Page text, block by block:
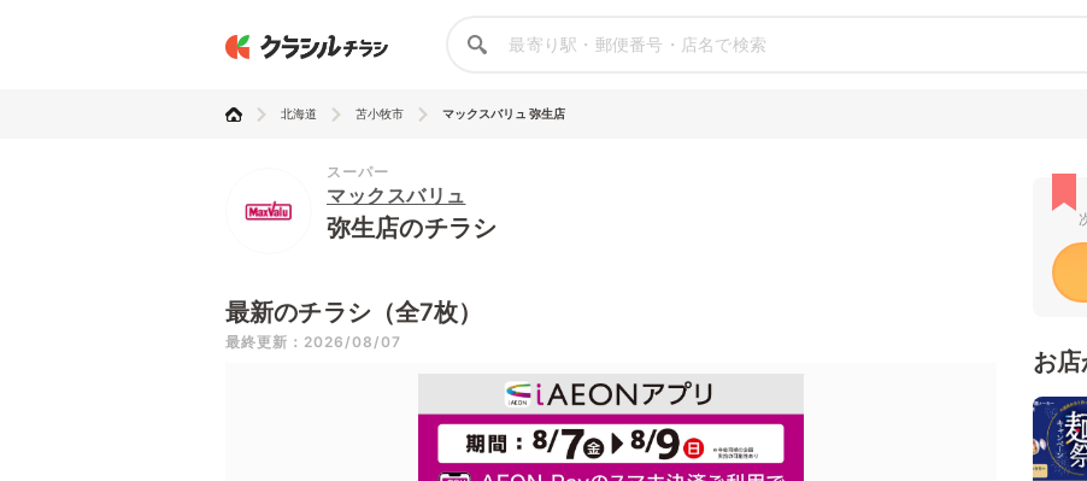
北海道 苫小牧市 マックスバリュ 弥生店
スーパー
マックスバリュ
弥生店のチラシ
最新のチラシ（全7枚）
最終更新：2026/08/07
お